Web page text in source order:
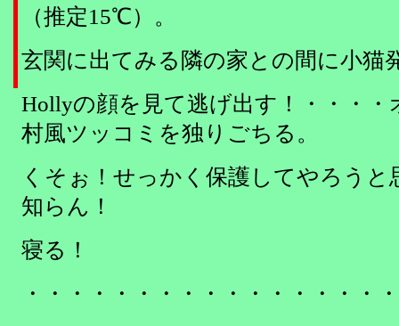
（推定15℃）。
玄関に出てみる隣の家との間に小猫
Hollyの顔を見て逃げ出す！・・・・
村風ツッコミを独りごちる。
くそぉ！せっかく保護してやろう
知らん！
寝る！
・・・・・・・・・・・・・・・・